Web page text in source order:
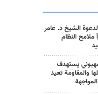
الشيخ د. عامر
ملامح النظام
يستهدف
والمقاومة تعيد